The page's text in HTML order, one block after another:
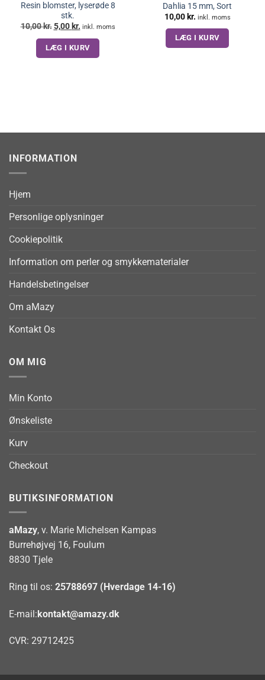
Resin blomster, lyserøde 8
stk.
10,00kr. Den
oprindelige
pris
var:
10,00 kr..
5,00 kr.Den
aktuelle
pris
er:
5,00 kr..
inkl. moms
LÆG I KURV
Dahlia 15 mm, Sort
10,00 kr. inkl. moms
LÆG I KURV
INFORMATION
Hjem
Personlige oplysninger
Cookiepolitik
Information om perler og smykkematerialer
Handelsbetingelser
Om aMazy
Kontakt Os
OM MIG
Min Konto
Ønskeliste
Kurv
Checkout
BUTIKSINFORMATION
aMazy, v. Marie Michelsen Kampas
Burrehøjvej 16, Foulum
8830 Tjele
Ring til os: 25788697 (Hverdage 14-16)
E-mail:kontakt@amazy.dk
CVR: 29712425